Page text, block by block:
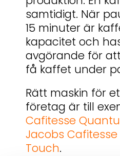
samtidigt. När
15 minuter är
kapacitet och
avgörande för
få kaffet under
Rätt maskin för
företag är till
Cafitesse
Jacobs
Touch.